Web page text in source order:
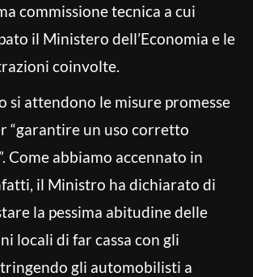
commissione tecnica a cui
il Ministero dell’Economia e le
coinvolte.
si attendono le misure promesse
“garantire un uso corretto
Come abbiamo accennato in
il Ministro ha dichiarato di
la pessima abitudine delle
locali di far cassa con gli
gli automobilisti a